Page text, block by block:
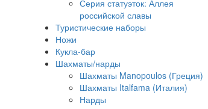
Серия статуэток: Аллея
российской славы
Туристические наборы
Ножи
Кукла-бар
Шахматы/нарды
Шахматы Manopoulos (Греция)
Шахматы Italfama (Италия)
Нарды